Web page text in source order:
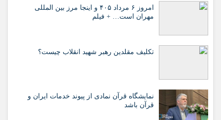
امروز ۶ مرداد ۴۰۵ و اینجا مرز بین المللی
مهران است… + فیلم
تکلیف مقلدین رهبر شهید انقلاب چیست؟
نمایشگاه قرآن نمادی از پیوند خدمات ایران و
قرآن باشد